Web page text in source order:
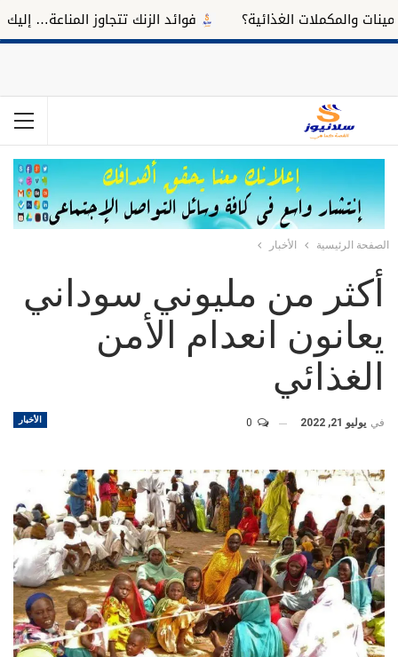
الغذائية؟ فوائد الزنك تتجاوز المناعة… إليك
الصفحة الرئيسية الأخبار
أكثر من مليوني سوداني
يعانون انعدام الأمن
الغذائي
الأخبار في يوليو 21, 2022